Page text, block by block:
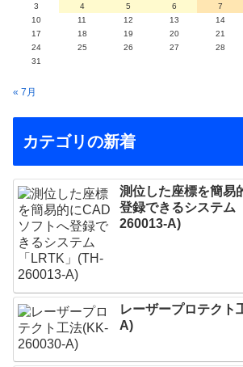
3
4 5 6 7
10
11 12 13 14
17
18 19 20 21
24
25 26 27 28
31
« 7月
カテゴリの新着
測位した座標を簡易
登録できるシステム
260013-A)
レーザープロテクト
A)